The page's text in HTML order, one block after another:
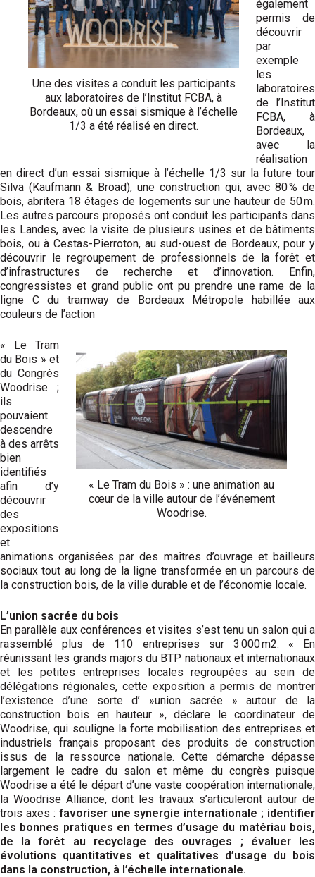
Une des visites a conduit les participants
aux laboratoires de l’Institut FCBA, à
Bordeaux, où un essai sismique à l’échelle
1/3 a été réalisé en direct.
également
permis de
découvrir
par
exemple
les
laboratoires
de l’Institut
FCBA, à
Bordeaux,
avec la
réalisation
en direct d’un essai sismique à l’échelle 1/3 sur la future tour
Silva (Kaufmann & Broad), une construction qui, avec 80 % de
bois, abritera 18 étages de logements sur une hauteur de 50 m.
Les autres parcours proposés ont conduit les participants dans
les Landes, avec la visite de plusieurs usines et de bâtiments
bois, ou à Cestas-Pierroton, au sud-ouest de Bordeaux, pour y
découvrir le regroupement de professionnels de la forêt et
d’infrastructures de recherche et d’innovation. Enfin,
congressistes et grand public ont pu prendre une rame de la
ligne C du tramway de Bordeaux Métropole habillée aux
couleurs de l’action
« Le Tram du Bois » : une animation au
cœur de la ville autour de l’événement
Woodrise.
« Le Tram
du Bois » et
du Congrès
Woodrise ;
ils
pouvaient
descendre
à des arrêts
bien
identifiés
afin d’y
découvrir
des
expositions
et
animations organisées par des maîtres d’ouvrage et bailleurs
sociaux tout au long de la ligne transformée en un parcours de
la construction bois, de la ville durable et de l’économie locale.
L’union sacrée du bois
En parallèle aux conférences et visites s’est tenu un salon qui a
rassemblé plus de 110 entreprises sur 3 000 m2. « En
réunissant les grands majors du BTP nationaux et internationaux
et les petites entreprises locales regroupées au sein de
délégations régionales, cette exposition a permis de montrer
l’existence d’une sorte d’ »union sacrée » autour de la
construction bois en hauteur », déclare le coordinateur de
Wood­rise, qui souligne la forte mobilisation des entreprises et
industriels français proposant des produits de construction
issus de la ressource nationale. Cette démarche dépasse
largement le cadre du salon et même du congrès puisque
Woodrise a été le départ d’une vaste coopération internationale,
la Woodrise Alliance, dont les travaux s’articuleront autour de
trois axes : favoriser une synergie internationale ; identifier
les bonnes pratiques en termes d’usage du matériau bois,
de la forêt au recyclage des ouvrages ; évaluer les
évolutions quantitatives et qualitatives d’usage du bois
dans la construction, à l’échelle internationale.